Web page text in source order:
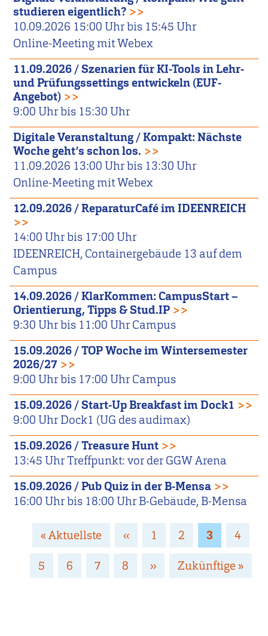
studieren eigentlich? >>
10.09.2026 15:00 Uhr bis 15:45 Uhr
Online-Meeting mit Webex
11.09.2026/Szenarien für KI-Tools in Lehr-
und Prüfungssettings entwickeln (EUF-
Angebot) >>
9:00 Uhr bis 15:30 Uhr
Digitale Veranstaltung /Kompakt: Nächste
Woche geht’s schon los. >>
11.09.2026 13:00 Uhr bis 13:30 Uhr
Online-Meeting mit Webex
12.09.2026/ReparaturCafé im IDEENREICH
>>
14:00 Uhr bis 17:00 Uhr
IDEENREICH, Containergebäude 13 auf dem
Campus
14.09.2026/KlarKommen: CampusStart –
Orientierung, Tipps & Stud.IP >>
9:30 Uhr bis 11:00 Uhr Campus
15.09.2026/TOP Woche im Wintersemester
2026/27 >>
9:00 Uhr bis 17:00 Uhr Campus
15.09.2026/Start-Up Breakfast im Dock1 >>
9:00 Uhr Dock1 (UG des audimax)
15.09.2026/Treasure Hunt >>
13:45 UhrTreffpunkt: vor der GGW Arena
15.09.2026/Pub Quiz in der B-Mensa >>
16:00 Uhr bis 18:00 Uhr B-Gebäude, B-Mensa
Seitennummerierung
Erste
« Aktuellste
Vorherige
‹‹ Page
1 Page
2 Page
3 Page
4
Page
5 Page
6 Page
7 Page
8
Nächste
››
Letzte
Zukünftige »